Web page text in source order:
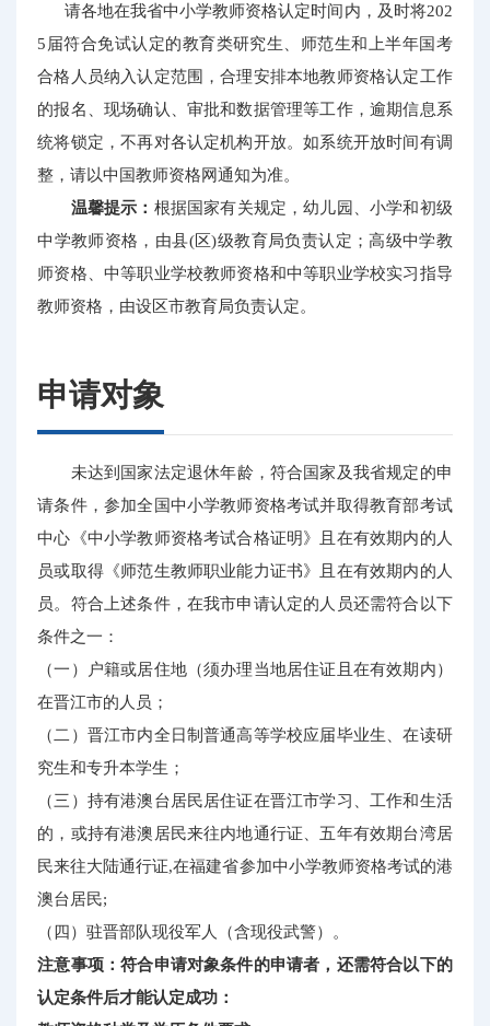
请各地在我省中小学教师资格认定时间内，及时将202
5届符合免试认定的教育类研究生、师范生和上半年国考
合格人员纳入认定范围，合理安排本地教师资格认定工作
的报名、现场确认、审批和数据管理等工作，逾期信息系
统将锁定，不再对各认定机构开放。如系统开放时间有调
整，请以中国教师资格网通知为准。
温馨提示： 根据国家有关规定，幼儿园、小学和初级
中学教师资格，由县(区)级教育局负责认定；高级中学教
师资格、中等职业学校教师资格和中等职业学校实习指导
教师资格，由设区市教育局负责认定。
申请对象
未达到国家法定退休年龄，符合国家及我省规定的申
请条件，参加全国中小学教师资格考试并取得教育部考试
中心《中小学教师资格考试合格证明》且在有效期内的人
员或取得《师范生教师职业能力证书》且在有效期内的人
员。符合上述条件，在我市申请认定的人员还需符合以下
条件之一：
（一）户籍或居住地（须办理当地居住证且在有效期内）
在晋江市的人员；
（二）晋江市内全日制普通高等学校应届毕业生、在读研
究生和专升本学生；
（三）持有港澳台居民居住证在晋江市学习、工作和生活
的，或持有港澳居民来往内地通行证、五年有效期台湾居
民来往大陆通行证,在福建省参加中小学教师资格考试的港
澳台居民;
（四）驻晋部队现役军人（含现役武警）。
注意事项：符合申请对象条件的申请者，还需符合以下的
认定条件后才能认定成功：